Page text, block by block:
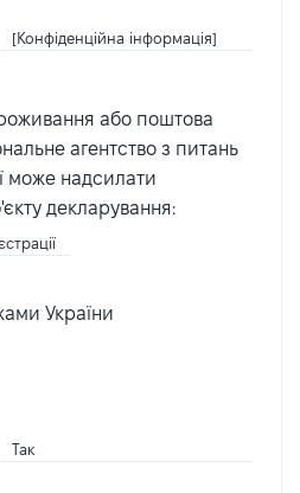
[Конфіденційна інформація]
або поштова
агентство з питань
може надсилати
декларування:
України
Так